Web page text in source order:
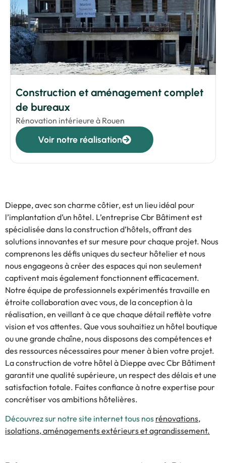
Construction et aménagement complet
de bureaux
Rénovation intérieure à Rouen
Voir notre réalisation
Dieppe, avec son charme côtier, est un lieu idéal pour
l’implantation d’un hôtel. L’entreprise Cbr Bâtiment est
spécialisée dans la construction d’hôtels, offrant des
solutions innovantes et sur mesure pour chaque projet. Nous
comprenons les défis uniques du secteur hôtelier et nous
nous engageons à créer des espaces qui non seulement
captivent mais également fonctionnent efficacement.
Notre équipe de professionnels expérimentés travaille en
étroite collaboration avec vous, de la conception à la
réalisation, en veillant à ce que chaque détail reflète votre
vision et vos attentes. Que vous souhaitiez un hôtel boutique
ou une grande chaîne, nous disposons des compétences et
des ressources nécessaires pour mener à bien votre projet.
La construction de votre hôtel à Dieppe avec Cbr Bâtiment
garantit une qualité supérieure, un respect des délais et une
satisfaction totale. Faites confiance à notre expertise pour
concrétiser vos ambitions hôtelières.
Découvrez sur notre site internet tous nos rénovations,
isolations, aménagements extérieurs et agrandissement.